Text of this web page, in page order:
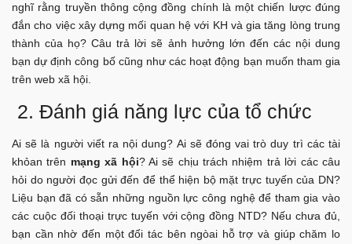
nghĩ rằng truyền thông cộng đồng chính là một chiến lược đúng
đắn cho việc xây dựng mối quan hệ với KH và gia tăng lòng trung
thành của họ? Câu trả lời sẽ ảnh hưởng lớn đến các nội dung
bạn dự định công bố cũng như các hoạt động bạn muốn tham gia
trên web xã hội.
2. Đánh giá năng lực của tổ chức
Ai sẽ là người viết ra nội dung? Ai sẽ đóng vai trò duy trì các tài
khỏan trên mạng xã hội? Ai sẽ chịu trách nhiệm trả lời các câu
hỏi do người đọc gửi đến để thể hiện bộ mặt trực tuyến của DN?
Liệu bạn đã có sẵn những nguồn lực công nghệ để tham gia vào
các cuộc đối thoại trực tuyến với cộng đồng NTD? Nếu chưa đủ,
bạn cần nhờ đến một đối tác bên ngòai hỗ trợ và giúp chăm lo